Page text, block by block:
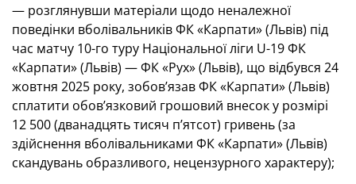
— розглянувши матеріали щодо неналежної
поведінки вболівальників ФК «Карпати» (Львів) під
час матчу 10-го туру Національної ліги U-19 ФК
«Карпати» (Львів) — ФК «Рух» (Львів), що відбувся 24
жовтня 2025 року, зобов’язав ФК «Карпати» (Львів)
сплатити обов’язковий грошовий внесок у розмірі
12 500 (дванадцять тисяч пʼятсот) гривень (за
здійснення вболівальниками ФК «Карпати» (Львів)
скандувань образливого, нецензурного характеру);